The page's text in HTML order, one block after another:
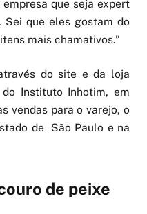
que seja expert
Sei que eles gostam do
mais chamativos.”
do site e da loja
Instituto Inhotim, em
vendas para o varejo, o
de São Paulo e na
de peixe